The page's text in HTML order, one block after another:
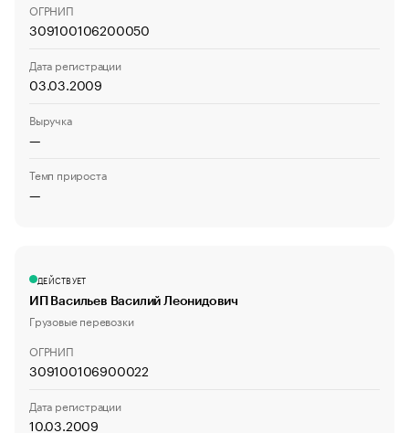
ОГРНИП
309100106200050
Дата регистрации
03.03.2009
Выручка
—
Темп прироста
—
ДЕЙСТВУЕТ
ИП Васильев Василий Леонидович
Грузовые перевозки
ОГРНИП
309100106900022
Дата регистрации
10.03.2009